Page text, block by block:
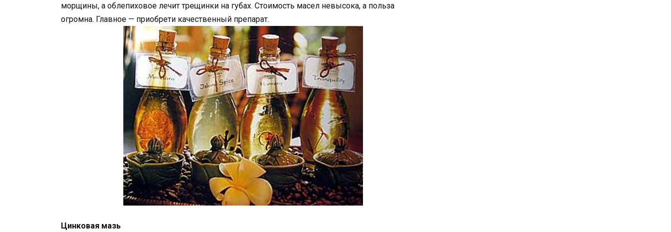
морщины, а облепиховое лечит трещинки на губах. Стоимость масел невысока, а польза
огромна. Главное — приобрети качественный препарат.
Цинковая мазь